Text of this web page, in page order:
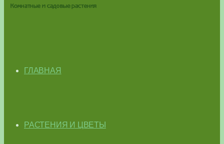
ГЛАВНАЯ
РАСТЕНИЯ И ЦВЕТЫ